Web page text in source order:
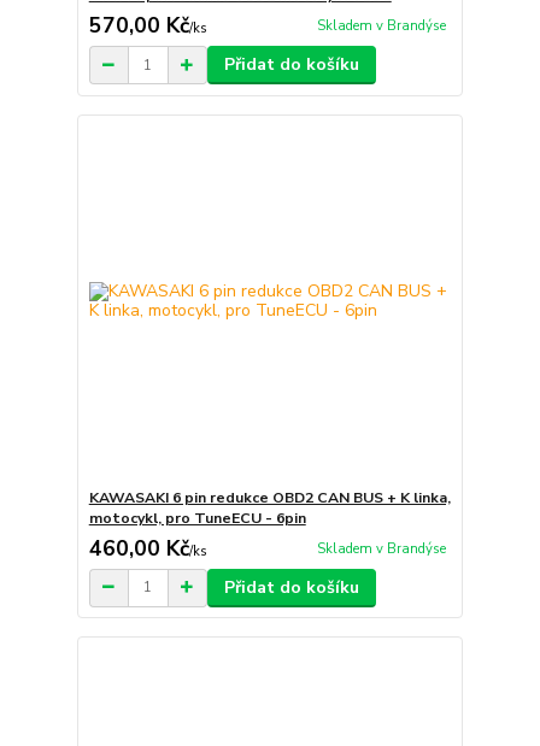
570,00 Kč/ks Skladem v Brandýse
Přidat do košíku
KAWASAKI 6 pin redukce OBD2 CAN BUS + K linka,
motocykl, pro TuneECU - 6pin
460,00 Kč/ks Skladem v Brandýse
Přidat do košíku